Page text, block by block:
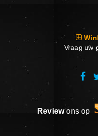
Vraag uw
Reviewons op